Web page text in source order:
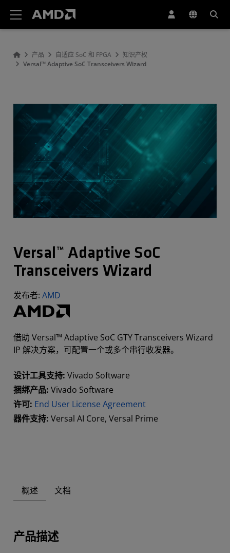
产品 自适应 SoC 和 FPGA
知识产权
Versal™ Adaptive SoC Transceivers Wizard
Versal™ Adaptive SoC
Transceivers Wizard
发布者: AMD
借助 Versal™ Adaptive SoC GTY Transceivers Wizard
IP 解决方案，可配置一个或多个串行收发器。
设计工具支持: Vivado Software
捆绑产品: Vivado Software
许可: End User License Agreement
器件支持: Versal AI Core, Versal Prime
概述 文档
产品描述